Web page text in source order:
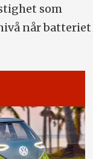
som
når batteriet